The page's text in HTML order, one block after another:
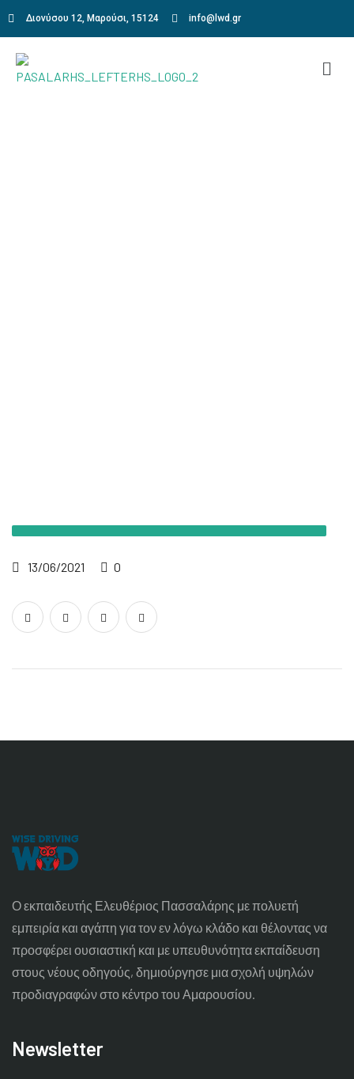
Διονύσου 12, Μαρούσι, 15124 info@lwd.gr
13/06/2021 0
Ο εκπαιδευτής Ελευθέριος Πασσαλάρης με πολυετή
εμπειρία και αγάπη για τον εν λόγω κλάδο και θέλοντας να
προσφέρει ουσιαστική και με υπευθυνότητα εκπαίδευση
στους νέους οδηγούς, δημιούργησε μια σχολή υψηλών
προδιαγραφών στο κέντρο του Αμαρουσίου.
Newsletter